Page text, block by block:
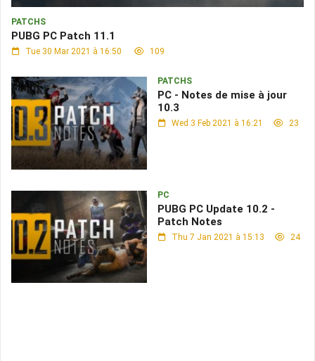
PATCHS
PUBG PC Patch 11.1
Tue 30 Mar 2021 à 16:50 109
PATCHS
PC - Notes de mise à jour
10.3
Wed 3 Feb 2021 à 16:21 23
PC
PUBG PC Update 10.2 -
Patch Notes
Thu 7 Jan 2021 à 15:13 24